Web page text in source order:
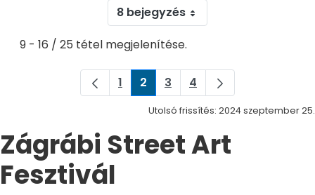
8 bejegyzés
9 - 16 / 25 tétel megjelenítése.
Oldal
1 Oldal
2 Oldal
3 Oldal
4
Utolsó frissítés: 2024 szeptember 25.
Zágrábi Street Art
Fesztivál